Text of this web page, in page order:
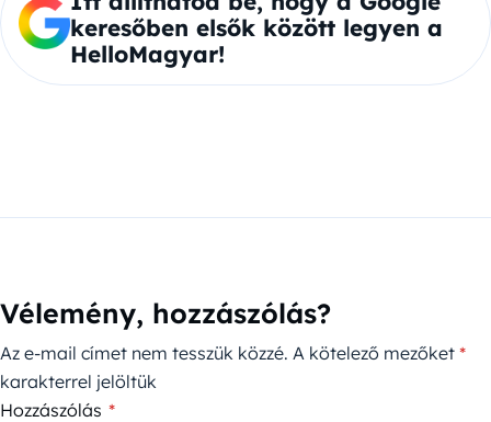
keresőben elsők között legyen a
HelloMagyar!
Vélemény, hozzászólás?
Az e-mail címet nem tesszük közzé. A kötelező mezőket *
karakterrel jelöltük
Hozzászólás *